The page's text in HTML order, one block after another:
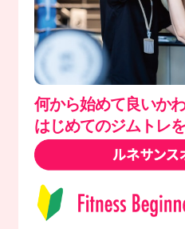
何から始めて良いか
はじめてのジムトレ